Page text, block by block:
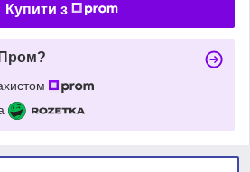
Купити з